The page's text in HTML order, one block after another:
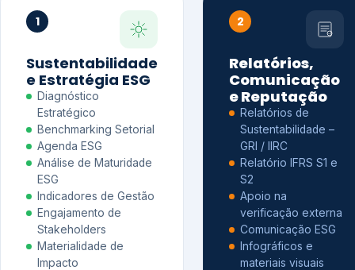
1
Sustentabilidade
e Estratégia ESG
Diagnóstico
Estratégico
Benchmarking Setorial
Agenda ESG
Análise de Maturidade
ESG
Indicadores de Gestão
Engajamento de
Stakeholders
Materialidade de
Impacto
2
Relatórios,
Comunicação
e Reputação
Relatórios de
Sustentabilidade –
GRI / IIRC
Relatório IFRS S1 e
S2
Apoio na
verificação externa
Comunicação ESG
Infográficos e
materiais visuais